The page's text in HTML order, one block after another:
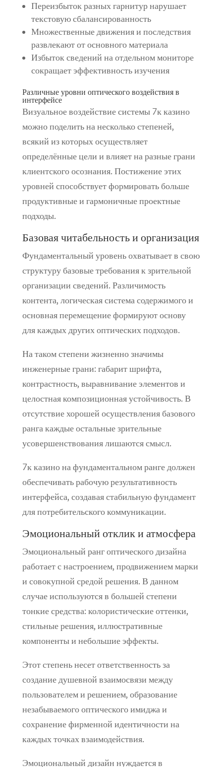
Переизбыток разных гарнитур нарушает
текстовую сбалансированность
Множественные движения и последствия
развлекают от основного материала
Избыток сведений на отдельном мониторе
сокращает эффективность изучения
Различные уровни оптического воздействия в
интерфейсе
Визуальное воздействие системы 7к казино
можно поделить на несколько степеней,
всякий из которых осуществляет
определённые цели и влияет на разные грани
клиентского осознания. Постижение этих
уровней способствует формировать больше
продуктивные и гармоничные проектные
подходы.
Базовая читабельность и организация
Фундаментальный уровень охватывает в свою
структуру базовые требования к зрительной
организации сведений. Различимость
контента, логическая система содержимого и
основная перемещение формируют основу
для каждых других оптических подходов.
На таком степени жизненно значимы
инженерные грани: габарит шрифта,
контрастность, выравнивание элементов и
целостная композиционная устойчивость. В
отсутствие хорошей осуществления базового
ранга каждые остальные зрительные
усовершенствования лишаются смысл.
7к казино на фундаментальном ранге должен
обеспечивать рабочую результативность
интерфейса, создавая стабильную фундамент
для потребительского коммуникации.
Эмоциональный отклик и атмосфера
Эмоциональный ранг оптического дизайна
работает с настроением, продвижением марки
и совокупной средой решения. В данном
случае используются в большей степени
тонкие средства: колористические оттенки,
стильные решения, иллюстративные
компоненты и небольшие эффекты.
Этот степень несет ответственность за
создание душевной взаимосвязи между
пользователем и решением, образование
незабываемого оптического имиджа и
сохранение фирменной идентичности на
каждых точках взаимодействия.
Эмоциональный дизайн нуждается в